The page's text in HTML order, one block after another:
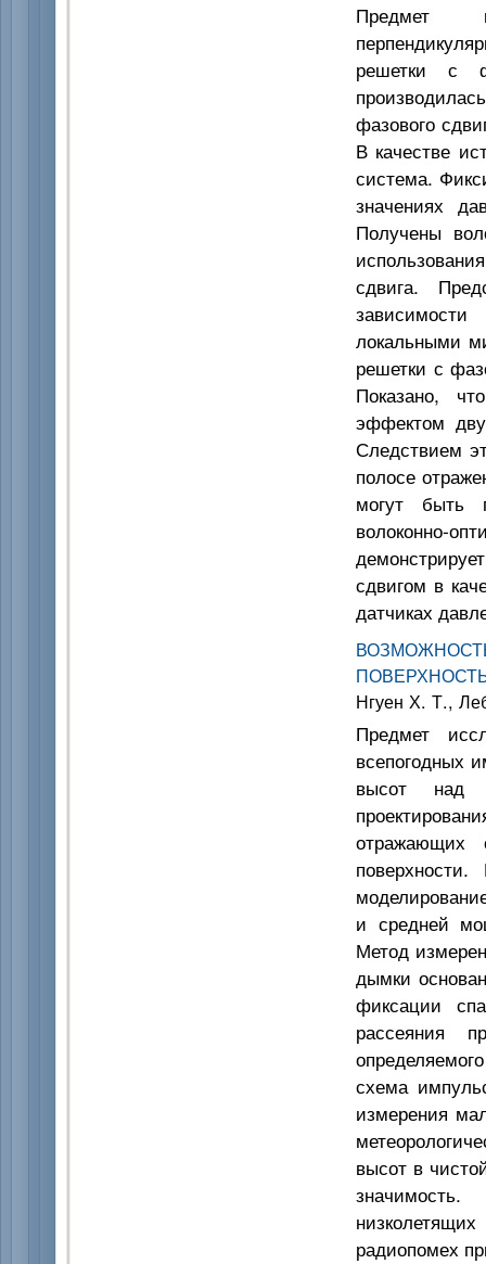
Предмет
решетки с
фазового
В качестве
система.
значениях
Получены
сдвига.
локальными
решетки с
Показано,
эффектом
Следствием
полосе
могут быть
волоконно-
сдвигом в
датчиках
Нгуен Х. Т.,
Предмет
всепогодных
высот над
отражающих
и средней
Метод
дымки
фиксации
рассеяния
схема
измерения
высот в
радиопомех